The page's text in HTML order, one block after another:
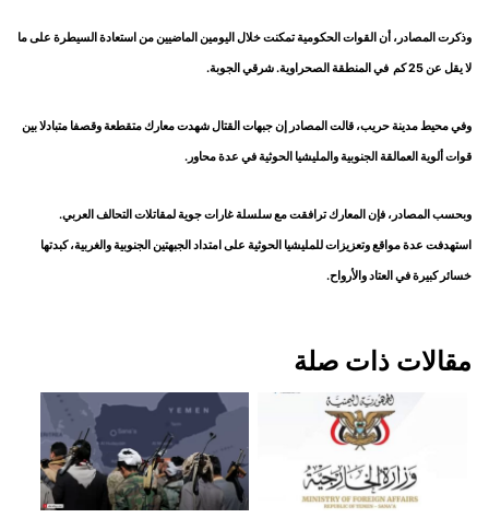
وذكرت المصادر، أن القوات الحكومية تمكنت خلال اليومين الماضيين من استعادة السيطرة على ما
لا يقل عن 25 كم في المنطقة الصحراوية. شرقي الجوبة.
وفي محيط مدينة حريب، قالت المصادر إن جبهات القتال شهدت معارك متقطعة وقصفا متبادلا بين
قوات ألوية العمالقة الجنوبية والمليشيا الحوثية في عدة محاور.
وبحسب المصادر، فإن المعارك ترافقت مع سلسلة غارات جوية لمقاتلات التحالف العربي.
استهدفت عدة مواقع وتعزيزات للمليشيا الحوثية على امتداد الجبهتين الجنوبية والغربية، كبدتها
خسائر كبيرة في العتاد والأرواح.
مقالات ذات صلة